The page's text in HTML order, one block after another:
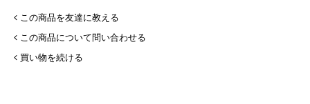
この商品を友達に教える
この商品について問い合わせる
買い物を続ける